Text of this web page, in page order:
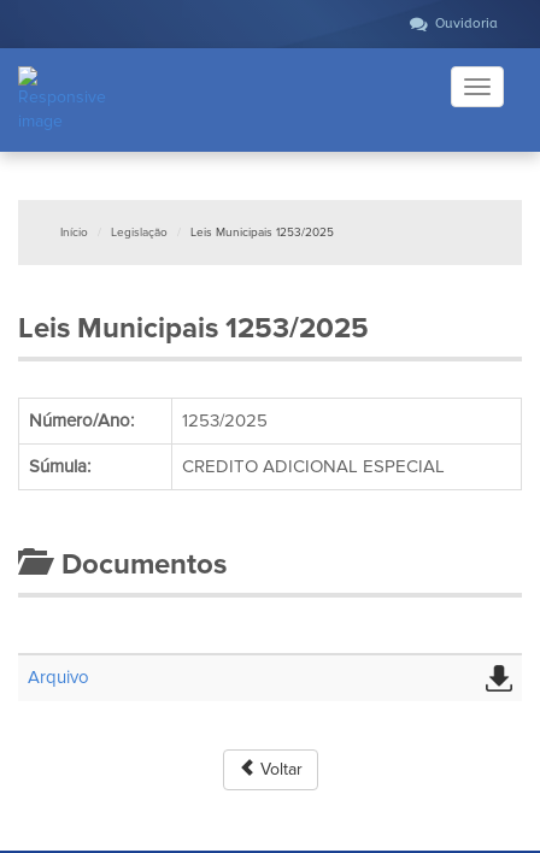
Ouvidoria
Toggle
Início Legislação Leis Municipais 1253/2025
Leis Municipais 1253/2025
Número/Ano: 1253/2025
Súmula: CREDITO ADICIONAL ESPECIAL
Documentos
Arquivo
Voltar